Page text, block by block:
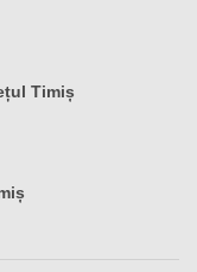
Timiș